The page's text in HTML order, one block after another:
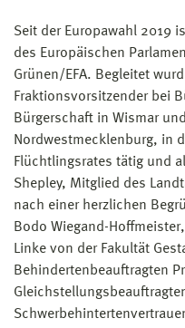
Seit der Europawahl 2019
des Europäischen
Grünen/EFA. Begleitet
Fraktionsvorsitzender bei
Bürgerschaft in Wismar
Nordwestmecklenburg, in
Flüchtlingsrates tätig und
Shepley, Mitglied des
nach einer herzlichen
Bodo Wiegand-
Linke von der Fakultät
Behindertenbeauftragten